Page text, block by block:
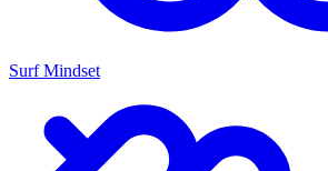
Surf Mindset